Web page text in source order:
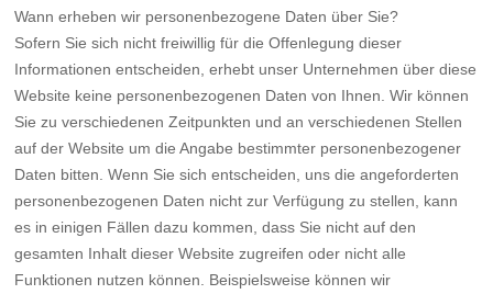
Wann erheben wir personenbezogene Daten über Sie?
Sofern Sie sich nicht freiwillig für die Offenlegung dieser
Informationen entscheiden, erhebt unser Unternehmen über diese
Website keine personenbezogenen Daten von Ihnen. Wir können
Sie zu verschiedenen Zeitpunkten und an verschiedenen Stellen
auf der Website um die Angabe bestimmter personenbezogener
Daten bitten. Wenn Sie sich entscheiden, uns die angeforderten
personenbezogenen Daten nicht zur Verfügung zu stellen, kann
es in einigen Fällen dazu kommen, dass Sie nicht auf den
gesamten Inhalt dieser Website zugreifen oder nicht alle
Funktionen nutzen können. Beispielsweise können wir